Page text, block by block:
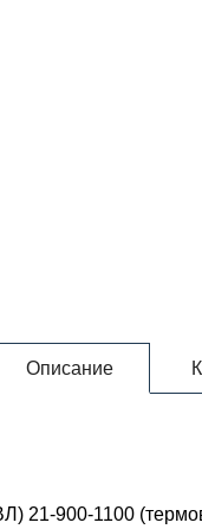
Описание
21-900-1100